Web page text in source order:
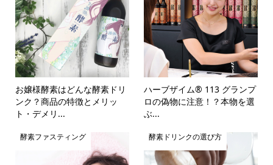
お嬢様酵素はどんな酵素ドリ
ンク？商品の特徴とメリッ
ト・デメリ...
ハーブザイム® 113 グランプ
ロの偽物に注意！？本物を選
ぶ...
酵素ファスティング 酵素ドリンクの選び方